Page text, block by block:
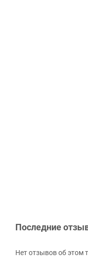
Последние
Нет отзывов об этом